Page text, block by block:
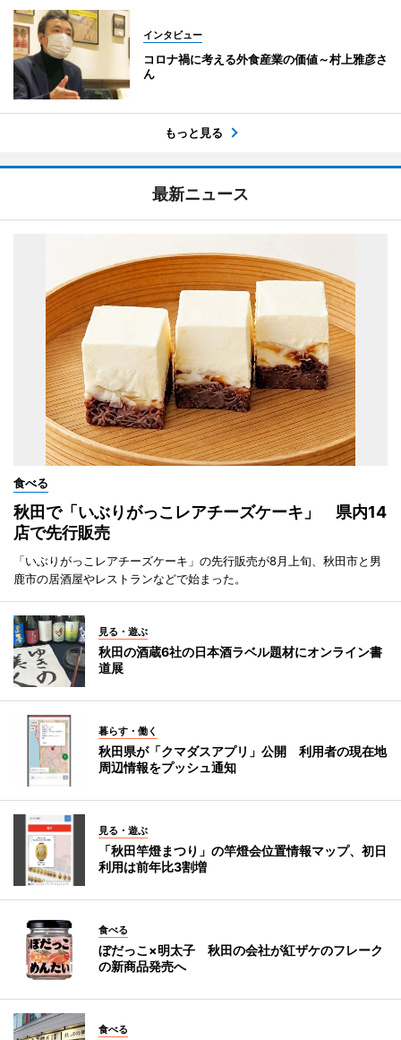
インタビュー
コロナ禍に考える外食産業の価値～村上雅彦さ
ん
もっと見る
最新ニュース
食べる
秋田で「いぶりがっこレアチーズケーキ」 県内14
店で先行販売
「いぶりがっこレアチーズケーキ」の先行販売が8月上旬、秋田市と男
鹿市の居酒屋やレストランなどで始まった。
見る・遊ぶ
秋田の酒蔵6社の日本酒ラベル題材にオンライン書
道展
暮らす・働く
秋田県が「クマダスアプリ」公開 利用者の現在地
周辺情報をプッシュ通知
見る・遊ぶ
「秋田竿燈まつり」の竿燈会位置情報マップ、初日
利用は前年比3割増
食べる
ぼだっこ×明太子 秋田の会社が紅ザケのフレーク
の新商品発売へ
食べる